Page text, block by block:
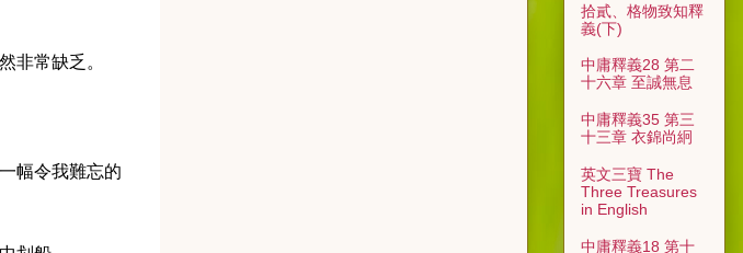
非常缺乏。
幅令我難忘的
拾貳、格物致知釋
義(下)
中庸釋義28 第二
十六章 至誠無息
中庸釋義35 第三
十三章 衣錦尚絅
英文三寶 The
Three Treasures
in English
中庸釋義18 第十